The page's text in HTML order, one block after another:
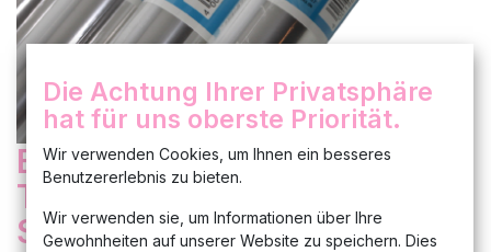
Blumengeschenkfolie
Transparentfolie 70cm x 5m
Set 40 Stück
Die Achtung Ihrer Privatsphäre
hat für uns oberste Priorität.
Wir verwenden Cookies, um Ihnen ein besseres
Benutzererlebnis zu bieten.
Wir verwenden sie, um Informationen über Ihre
Gewohnheiten auf unserer Website zu speichern. Dies